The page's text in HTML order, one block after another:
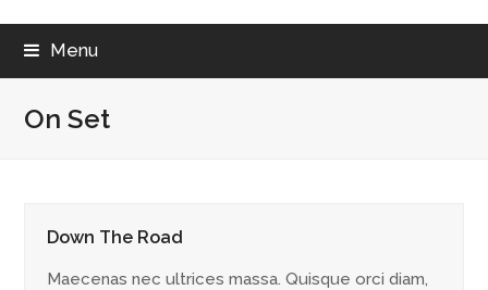
Menu
On Set
Down The Road
Maecenas nec ultrices massa. Quisque orci diam,